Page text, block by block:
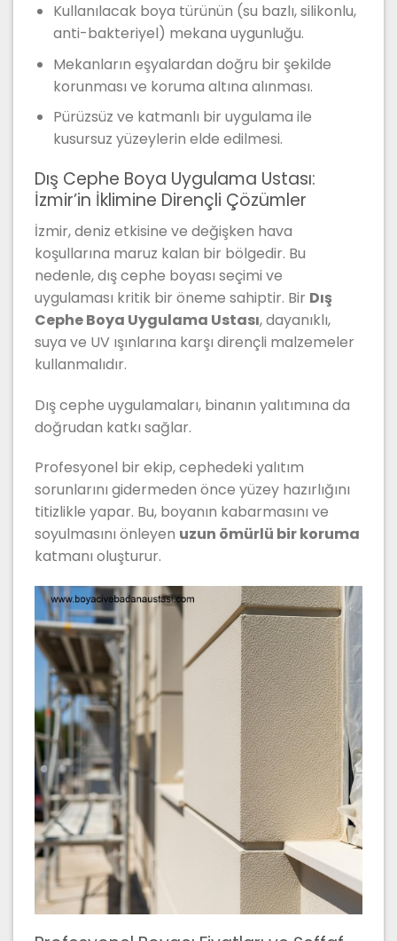
Kullanılacak boya türünün (su bazlı, silikonlu,
anti-bakteriyel) mekana uygunluğu.
Mekanların eşyalardan doğru bir şekilde
korunması ve koruma altına alınması.
Pürüzsüz ve katmanlı bir uygulama ile
kusursuz yüzeylerin elde edilmesi.
Dış Cephe Boya Uygulama Ustası:
İzmir’in İklimine Dirençli Çözümler
İzmir, deniz etkisine ve değişken hava
koşullarına maruz kalan bir bölgedir. Bu
nedenle, dış cephe boyası seçimi ve
uygulaması kritik bir öneme sahiptir. Bir Dış
Cephe Boya Uygulama Ustası, dayanıklı,
suya ve UV ışınlarına karşı dirençli malzemeler
kullanmalıdır.
Dış cephe uygulamaları, binanın yalıtımına da
doğrudan katkı sağlar.
Profesyonel bir ekip, cephedeki yalıtım
sorunlarını gidermeden önce yüzey hazırlığını
titizlikle yapar. Bu, boyanın kabarmasını ve
soyulmasını önleyen uzun ömürlü bir koruma
katmanı oluşturur.